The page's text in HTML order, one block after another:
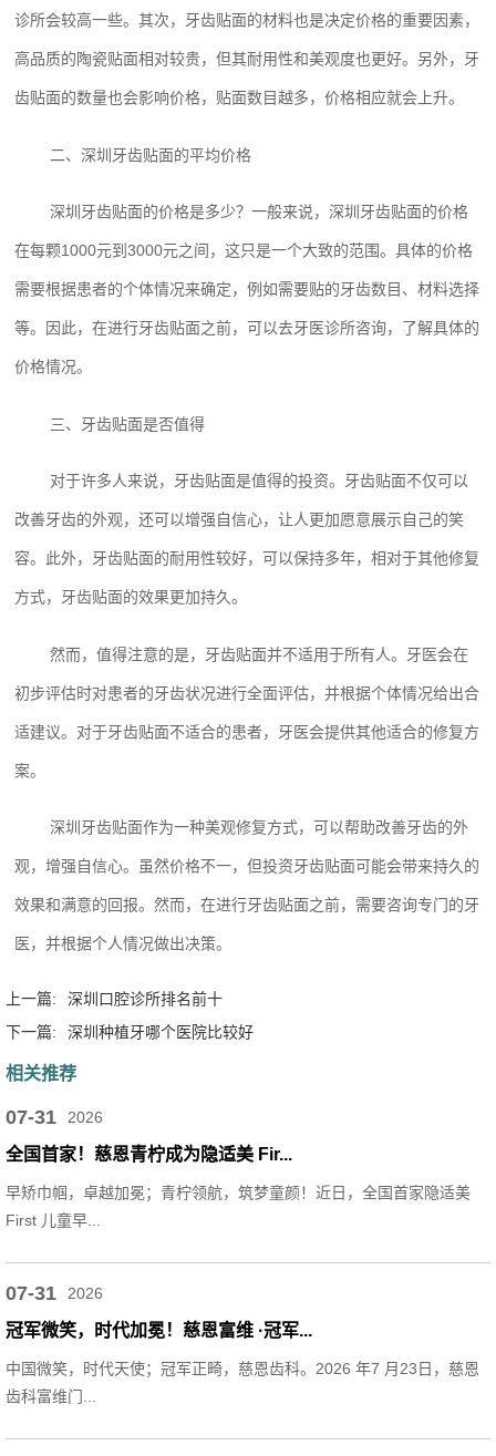
诊所会较高一些。其次，牙齿贴面的材料也是决定价格的重要因素，
高品质的陶瓷贴面相对较贵，但其耐用性和美观度也更好。另外，牙
齿贴面的数量也会影响价格，贴面数目越多，价格相应就会上升。
二、深圳牙齿贴面的平均价格
深圳牙齿贴面的价格是多少？一般来说，深圳牙齿贴面的价格
在每颗1000元到3000元之间，这只是一个大致的范围。具体的价格
需要根据患者的个体情况来确定，例如需要贴的牙齿数目、材料选择
等。因此，在进行牙齿贴面之前，可以去牙医诊所咨询，了解具体的
价格情况。
三、牙齿贴面是否值得
对于许多人来说，牙齿贴面是值得的投资。牙齿贴面不仅可以
改善牙齿的外观，还可以增强自信心，让人更加愿意展示自己的笑
容。此外，牙齿贴面的耐用性较好，可以保持多年，相对于其他修复
方式，牙齿贴面的效果更加持久。
然而，值得注意的是，牙齿贴面并不适用于所有人。牙医会在
初步评估时对患者的牙齿状况进行全面评估，并根据个体情况给出合
适建议。对于牙齿贴面不适合的患者，牙医会提供其他适合的修复方
案。
深圳牙齿贴面作为一种美观修复方式，可以帮助改善牙齿的外
观，增强自信心。虽然价格不一，但投资牙齿贴面可能会带来持久的
效果和满意的回报。然而，在进行牙齿贴面之前，需要咨询专门的牙
医，并根据个人情况做出决策。
上一篇:
深圳口腔诊所排名前十
下一篇:
深圳种植牙哪个医院比较好
相关推荐
07-31 2026
全国首家！慈恩青柠成为隐适美 Fir...
早矫巾帼，卓越加冕；青柠领航，筑梦童颜！近日，全国首家隐适美
First 儿童早...
07-31 2026
冠军微笑，时代加冕！慈恩富维 ·冠军...
中国微笑，时代天使；冠军正畸，慈恩齿科。2026 年7 月23日，慈恩
齿科富维门...